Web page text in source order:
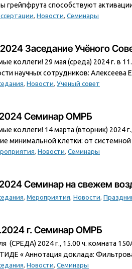
грейпфрута способствуют
Новости Семинары
Заседание Учёного
коллеги! 29 мая (среда) 2024 г. в
научных сотрудников: Алексеева
Новости Ученый совет
Семинар ОМРБ
коллеги! 14 марта (вторник) 2024
минимальной клетки: от
Новости Семинары
Семинар на свежем
Мероприятия Новости
г. Семинар ОМРБ
(СРЕДА) 2024 г., 15.00 ч.
« Аннотация доклада:
Новости Семинары